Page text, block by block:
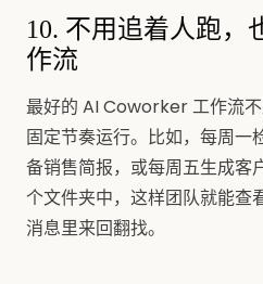
10. 不用追着人跑，
作流
最好的 AI Coworker 工作流
固定节奏运行。比如，每周一
备销售简报，或每周五生成客
个文件夹中，这样团队就能查
消息里来回翻找。